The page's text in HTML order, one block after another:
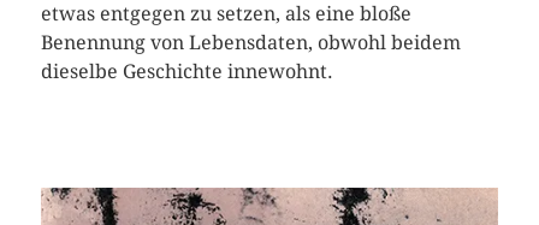
etwas entgegen zu setzen, als eine bloße
Benennung von Lebensdaten, obwohl beidem
dieselbe Geschichte innewohnt.